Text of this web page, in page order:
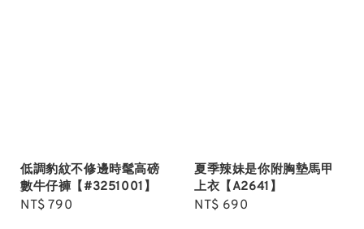
低調豹紋不修邊時髦高磅
數牛仔褲【#3251001】
Regular
NT$ 790
夏季辣妹是你附胸墊馬甲
上衣【A2641】
Regular
NT$ 690